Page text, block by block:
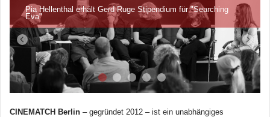
Pia Hellenthal erhält Gerd Ruge Stipendium für "Searching
Eva"
CINEMATCH Berlin – gegründet 2012 – ist ein unabhängiges